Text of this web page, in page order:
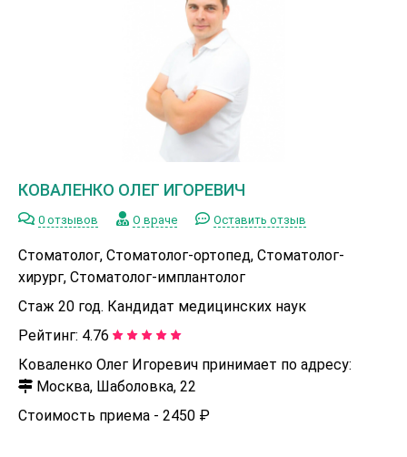
КОВАЛЕНКО ОЛЕГ ИГОРЕВИЧ
0 отзывов О враче Оставить отзыв
Стоматолог, Стоматолог-ортопед, Стоматолог-
хирург, Стоматолог-имплантолог
Стаж 20 год. Кандидат медицинских наук
Рейтинг: 4.76
Коваленко Олег Игоревич принимает по адресу:
Москва, Шаболовка, 22
Стоимость приема - 2450 ₽